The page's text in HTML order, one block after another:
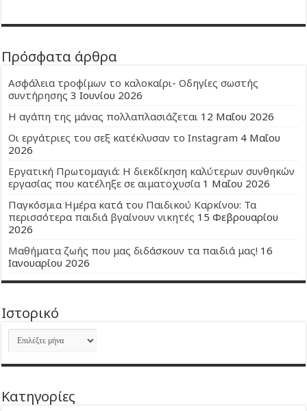
Πρόσφατα άρθρα
Ασφάλεια τροφίμων το καλοκαίρι- Οδηγίες σωστής
συντήρησης 3 Ιουνίου 2026
Η αγάπη της μάνας πολλαπλασιάζεται 12 Μαΐου 2026
Οι εργάτριες του σεξ κατέκλυσαν το Instagram 4 Μαΐου
2026
Εργατική Πρωτομαγιά: Η διεκδίκηση καλύτερων συνθηκών
εργασίας που κατέληξε σε αιματοχυσία 1 Μαΐου 2026
Παγκόσμια Ημέρα κατά του Παιδικού Καρκίνου: Τα
περισσότερα παιδιά βγαίνουν νικητές 15 Φεβρουαρίου
2026
Μαθήματα ζωής που μας διδάσκουν τα παιδιά μας! 16
Ιανουαρίου 2026
Ιστορικό
Ιστορικό
Kατηγορίες